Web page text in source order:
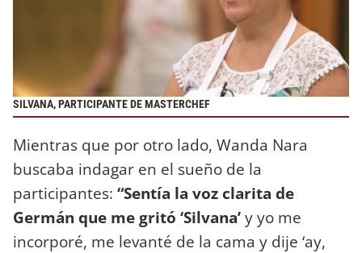
SILVANA, PARTICIPANTE DE MASTERCHEF
Mientras que por otro lado, Wanda Nara
buscaba indagar en el sueño de la
participantes: “Sentía la voz clarita de
Germán que me gritó ‘Silvana’y yo me
incorporé, me levanté de la cama y dije ‘ay,